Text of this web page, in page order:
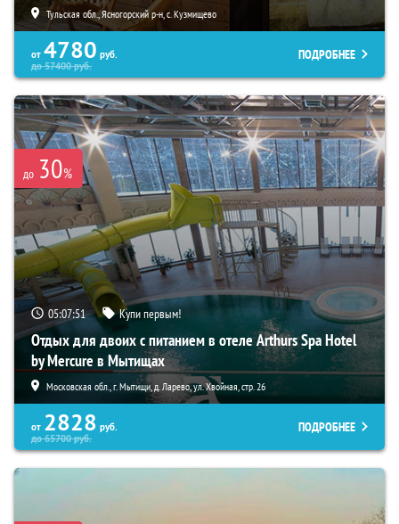
Тульская обл., Ясногорский р-н, с. Кузмищево
от 4780 руб.
до57400руб.
ПОДРОБНЕЕ
до 30%
05:07:50 Купи первым!
Отдых для двоих с питанием в отеле Arthurs Spa Hotel
by Mercure в Мытищах
Московская обл., г. Мытищи, д. Ларево, ул. Хвойная, стр. 26
от 2828 руб.
до65700руб.
ПОДРОБНЕЕ